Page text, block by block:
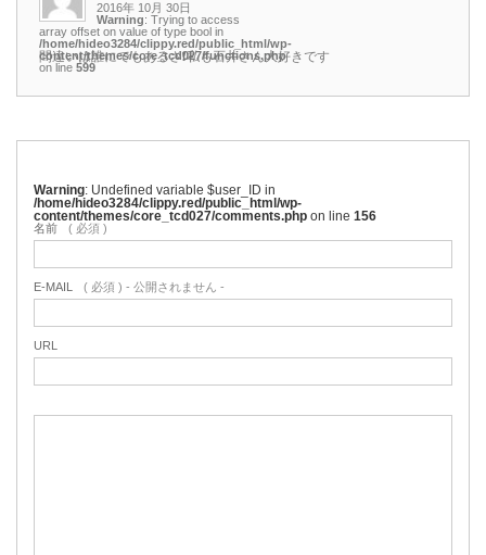
2016年 10月 30日
Warning: Trying to access
array offset on value of type bool in
/home/hideo3284/clippy.red/public_html/wp-
content/themes/core_tcd027/functions.php
on line 599
間違いは誰にでもあるさ❗私も石井さん大好きです
Warning : Undefined variable $user_ID in
/home/hideo3284/clippy.red/public_html/wp-
content/themes/core_tcd027/comments.php on line 156
名前 ( 必須 )
E-MAIL ( 必須 ) - 公開されません -
URL